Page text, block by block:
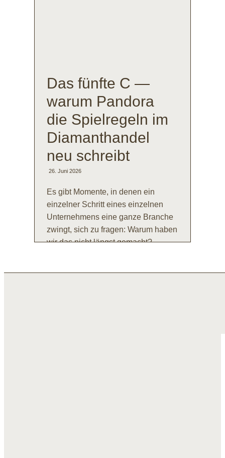
Das fünfte C —
warum Pandora
die Spielregeln im
Diamanthandel
neu schreibt
26. Juni 2026
Es gibt Momente, in denen ein
einzelner Schritt eines einzelnen
Unternehmens eine ganze Branche
zwingt, sich zu fragen: Warum haben
wir das nicht längst gemacht?